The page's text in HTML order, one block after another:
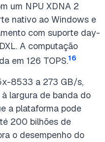
um NPU XDNA 2
nativo ao Windows e
com suporte day-
A computação
em 126 TOPS.16
8533 a 273 GB/s,
largura de banda do
a plataforma pode
200 bilhões de
o desempenho do